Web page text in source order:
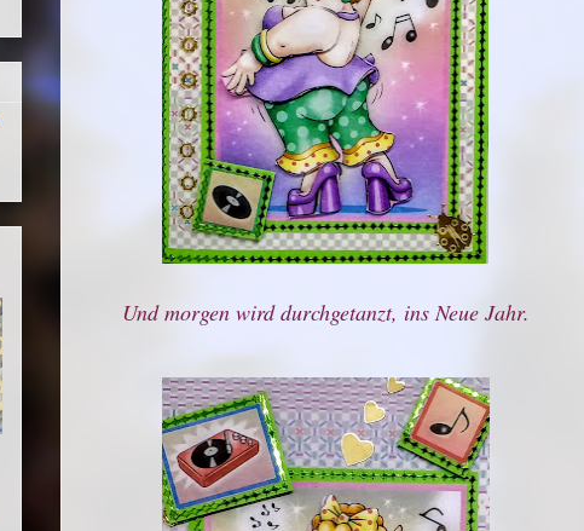
Und morgen wird durchgetanzt, ins Neue Jahr.